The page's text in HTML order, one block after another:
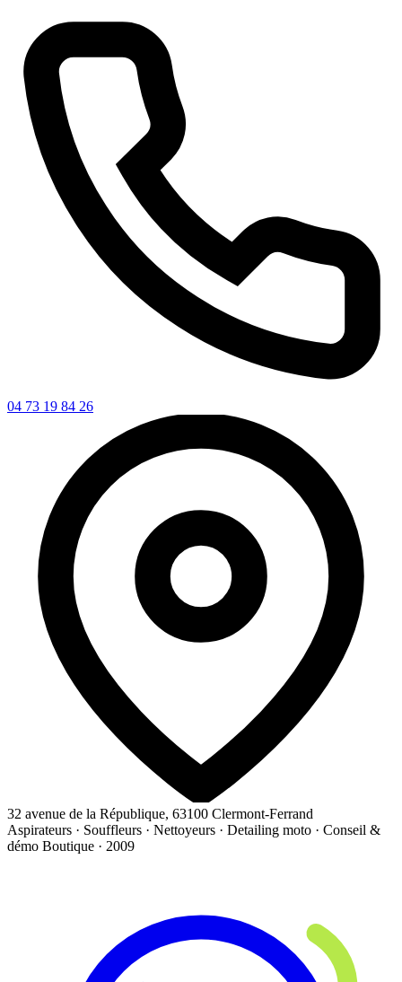
04 73 19 84 26
32 avenue de la République, 63100 Clermont-Ferrand
Aspirateurs · Souffleurs · Nettoyeurs · Detailing moto · Conseil &
démo Boutique · 2009